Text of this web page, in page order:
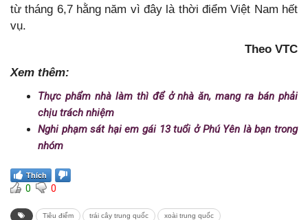
từ tháng 6,7 hằng năm vì đây là thời điểm Việt Nam hết
vụ.
Theo VTC
Xem thêm:
Thực phẩm nhà làm thì để ở nhà ăn, mang ra bán phải
chịu trách nhiệm
Nghi phạm sát hại em gái 13 tuổi ở Phú Yên là bạn trong
nhóm
Thích
0 0
Tiêu điểm trái cây trung quốc xoài trung quốc